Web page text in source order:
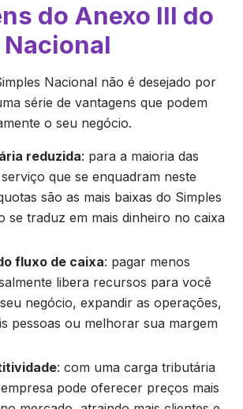
do Anexo III do
Nacional não é desejado por
série de vantagens que podem
o seu negócio.
reduzida: para a maioria das
que se enquadram neste
são as mais baixas do Simples
se traduz em mais dinheiro no caixa
fluxo de caixa: pagar menos
libera recursos para você
negócio, expandir as operações,
pessoas ou melhorar sua margem
: com uma carga tributária
pode oferecer preços mais